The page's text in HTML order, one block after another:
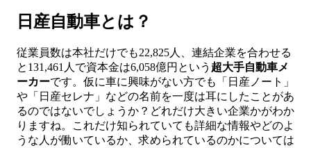
日産自動車とは？
従業員数は本社だけでも22,825人、連結企業を合わせる
と131,461人で資本金は6,058億円という 超大手自動車メ
ーカーです。仮に車に興味がない方でも「日産ノート」
や「日産セレナ」などの名前を一度は耳にしたことがあ
るのではないでしょうか？どれだけ大きい企業かがわか
りますね。これだけ知られていても詳細な情報やどのよ
うな人が働いているか、求められているのかについては